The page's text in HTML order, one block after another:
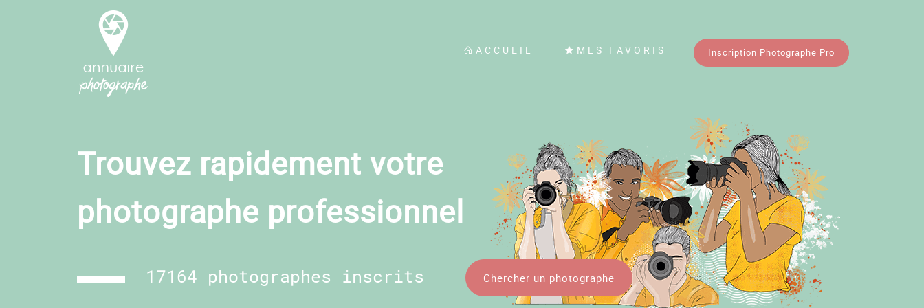
ACCUEIL MES FAVORIS Inscription Photographe Pro
Trouvez rapidement votre
photographe professionnel
17164 photographes inscrits Chercher un photographe